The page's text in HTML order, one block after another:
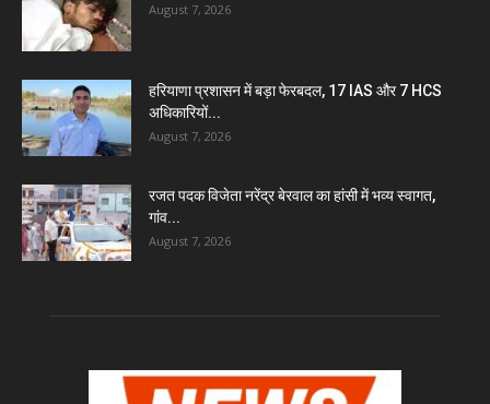
August 7, 2026
हरियाणा प्रशासन में बड़ा फेरबदल, 17 IAS और 7 HCS
अधिकारियों...
August 7, 2026
रजत पदक विजेता नरेंद्र बेरवाल का हांसी में भव्य स्वागत,
गांव...
August 7, 2026